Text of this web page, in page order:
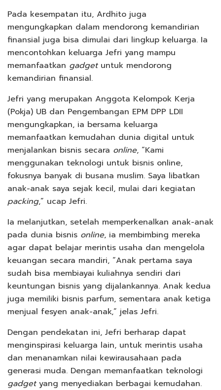
Pada kesempatan itu, Ardhito juga
mengungkapkan dalam mendorong kemandirian
finansial juga bisa dimulai dari lingkup keluarga. Ia
mencontohkan keluarga Jefri yang mampu
memanfaatkan gadgetuntuk mendorong
kemandirian finansial.
Jefri yang merupakan Anggota Kelompok Kerja
(Pokja) UB dan Pengembangan EPM DPP LDII
mengungkapkan, ia bersama keluarga
memanfaatkan kemudahan dunia digital untuk
menjalankan bisnis secara online, “Kami
menggunakan teknologi untuk bisnis online,
fokusnya banyak di busana muslim. Saya libatkan
anak-anak saya sejak kecil, mulai dari kegiatan
packing,” ucap Jefri.
Ia melanjutkan, setelah memperkenalkan anak-anak
pada dunia bisnis online, ia membimbing mereka
agar dapat belajar merintis usaha dan mengelola
keuangan secara mandiri, “Anak pertama saya
sudah bisa membiayai kuliahnya sendiri dari
keuntungan bisnis yang dijalankannya. Anak kedua
juga memiliki bisnis parfum, sementara anak ketiga
menjual fesyen anak-anak,” jelas Jefri.
Dengan pendekatan ini, Jefri berharap dapat
menginspirasi keluarga lain, untuk merintis usaha
dan menanamkan nilai kewirausahaan pada
generasi muda. Dengan memanfaatkan teknologi
gadgetyang menyediakan berbagai kemudahan.